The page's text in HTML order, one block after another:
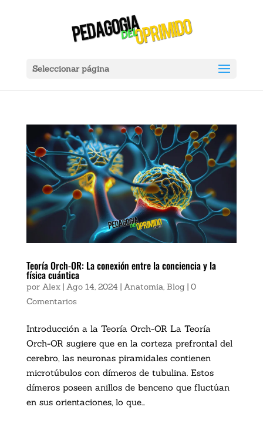
Portátil Gadnic Power Bank 20000mah 2 Usb Color Negro Carga
Seleccionar página
Teoría Orch-OR: La conexión entre la conciencia y la
física cuántica
por Alex| Ago 14, 2024 | Anatomia Blog | 0
Comentarios
Introducción a la Teoría Orch-OR La Teoría
Orch-OR sugiere que en la corteza prefrontal del
cerebro, las neuronas piramidales contienen
microtúbulos con dímeros de tubulina. Estos
dímeros poseen anillos de benceno que fluctúan
en sus orientaciones, lo que...